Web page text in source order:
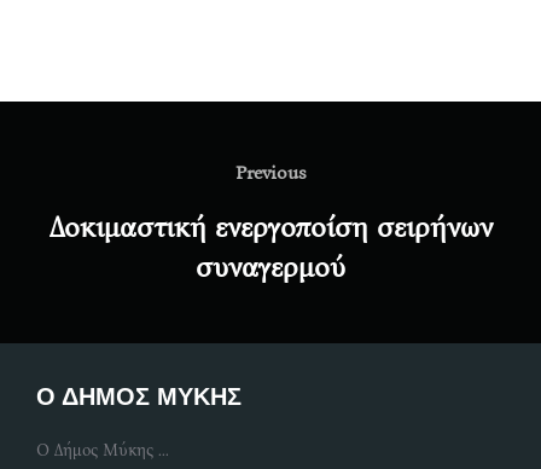
Previous
Previous
Δοκιμαστική ενεργοποίση σειρήνων
συναγερμού
Ο ΔΗΜΟΣ ΜΥΚΗΣ
Ο Δήμος Μύκης ...